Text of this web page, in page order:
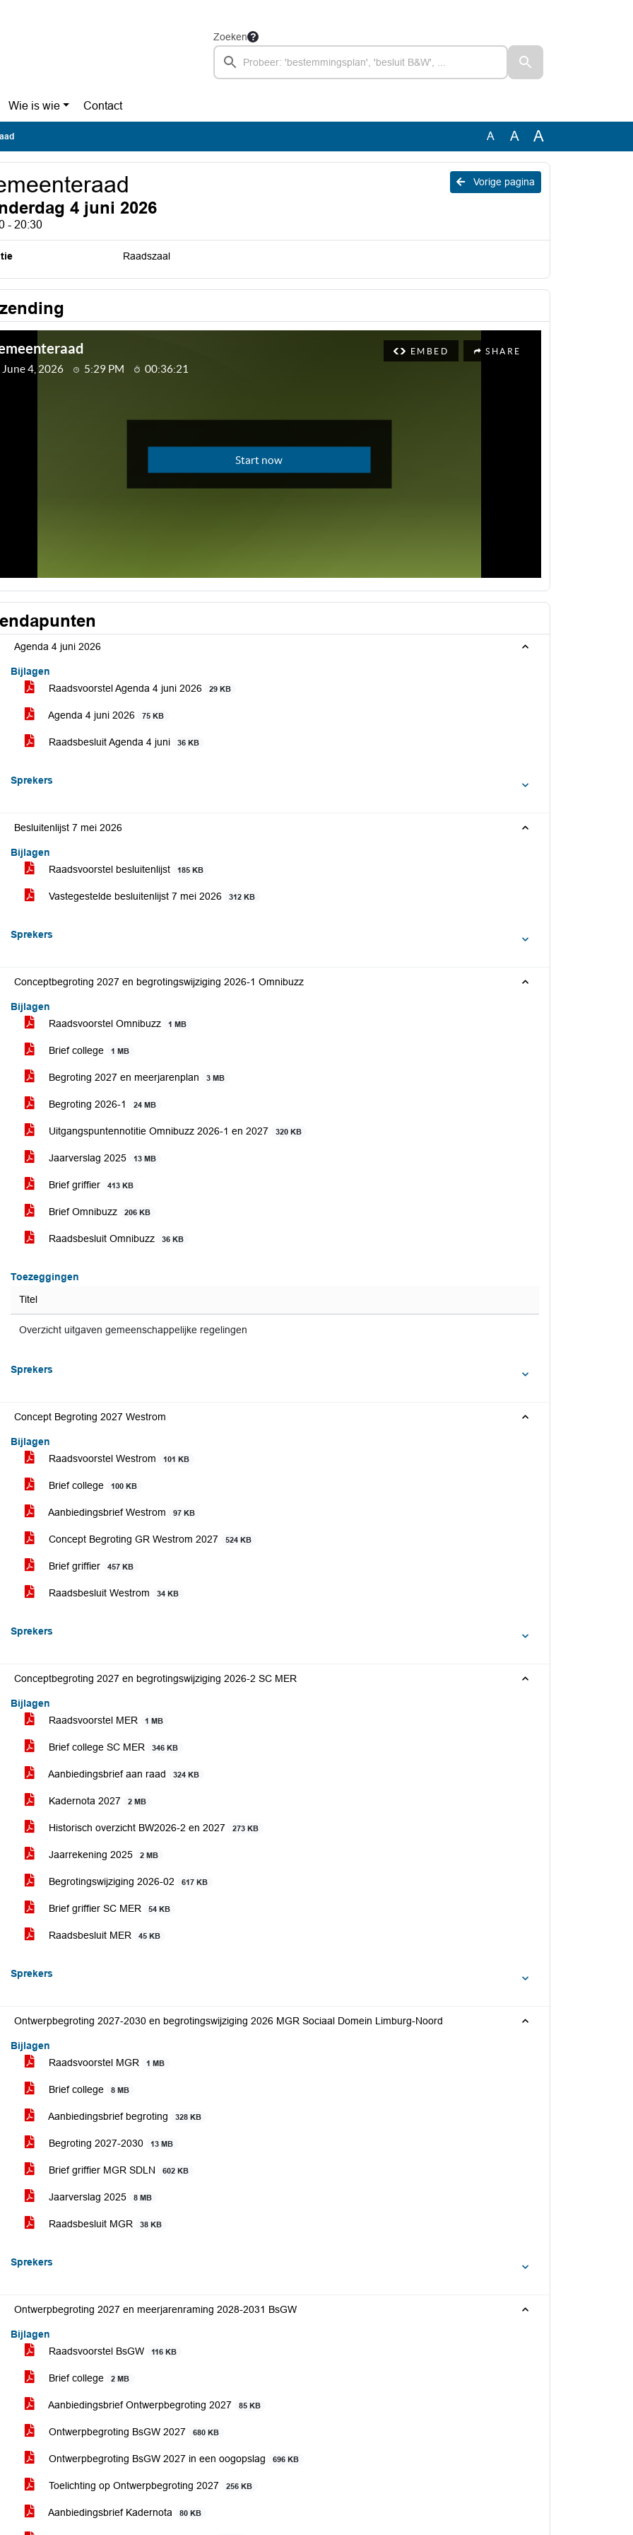
Zoeken
Wie is wie Contact
A A A
Vorige pagina
4 juni 2026
- 20:30
Raadszaal
Agenda 4 juni 2026
Bijlagen
Raadsvoorstel Agenda 4 juni 2026
29 KB
Agenda 4 juni 2026 75 KB
Raadsbesluit Agenda 4 juni 36 KB
Sprekers
Besluitenlijst 7 mei 2026
Bijlagen
Raadsvoorstel besluitenlijst
185 KB
Vastegestelde besluitenlijst 7 mei 2026 312 KB
Sprekers
Conceptbegroting 2027 en begrotingswijziging 2026-1 Omnibuzz
Bijlagen
Raadsvoorstel Omnibuzz
1 MB
Brief college 1 MB
Begroting 2027 en meerjarenplan 3 MB
Begroting 2026-1 24 MB
Uitgangspuntennotitie Omnibuzz 2026-1 en 2027 320 KB
Jaarverslag 2025 13 MB
Brief griffier 413 KB
Brief Omnibuzz 206 KB
Raadsbesluit Omnibuzz 36 KB
Toezeggingen
Titel
Overzicht uitgaven gemeenschappelijke regelingen
Sprekers
Concept Begroting 2027 Westrom
Bijlagen
Raadsvoorstel Westrom
101 KB
Brief college 100 KB
Aanbiedingsbrief Westrom 97 KB
Concept Begroting GR Westrom 2027 524 KB
Brief griffier 457 KB
Raadsbesluit Westrom 34 KB
Sprekers
Conceptbegroting 2027 en begrotingswijziging 2026-2 SC MER
Bijlagen
Raadsvoorstel MER
1 MB
Brief college SC MER 346 KB
Aanbiedingsbrief aan raad 324 KB
Kadernota 2027 2 MB
Historisch overzicht BW2026-2 en 2027 273 KB
Jaarrekening 2025 2 MB
Begrotingswijziging 2026-02 617 KB
Brief griffier SC MER 54 KB
Raadsbesluit MER 45 KB
Sprekers
Ontwerpbegroting 2027-2030 en begrotingswijziging 2026 MGR Sociaal Domein Limburg-Noord
Bijlagen
Raadsvoorstel MGR
1 MB
Brief college 8 MB
Aanbiedingsbrief begroting 328 KB
Begroting 2027-2030 13 MB
Brief griffier MGR SDLN 602 KB
Jaarverslag 2025 8 MB
Raadsbesluit MGR 38 KB
Sprekers
Ontwerpbegroting 2027 en meerjarenraming 2028-2031 BsGW
Bijlagen
Raadsvoorstel BsGW
116 KB
Brief college 2 MB
Aanbiedingsbrief Ontwerpbegroting 2027 85 KB
Ontwerpbegroting BsGW 2027 680 KB
Ontwerpbegroting BsGW 2027 in een oogopslag 696 KB
Toelichting op Ontwerpbegroting 2027 256 KB
Aanbiedingsbrief Kadernota 80 KB